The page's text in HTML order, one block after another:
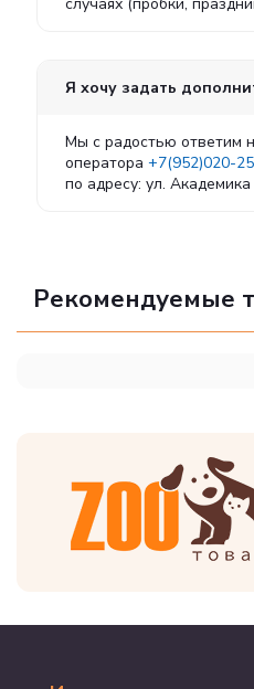
Я хочу задать
Мы с радостью ответим
оператора +7(952)020-
по адресу: ул.
Рекомендуемые